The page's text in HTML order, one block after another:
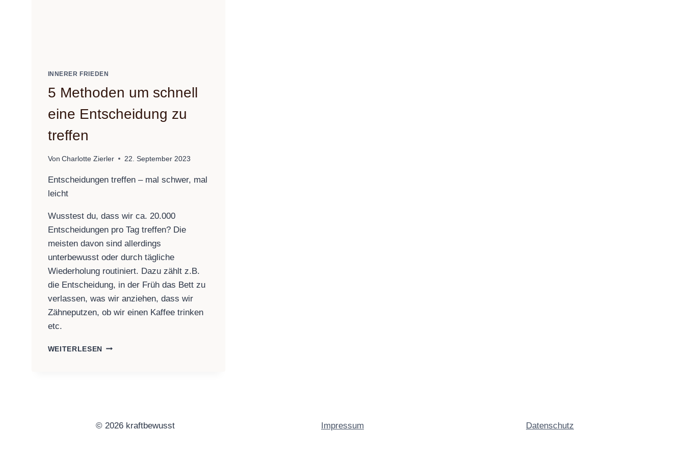
INNERER FRIEDEN
5 Methoden um schnell
eine Entscheidung zu
treffen
Von Charlotte Zierler 22. September 2023
Entscheidungen treffen – mal schwer, mal
leicht
Wusstest du, dass wir ca. 20.000
Entscheidungen pro Tag treffen? Die
meisten davon sind allerdings
unterbewusst oder durch tägliche
Wiederholung routiniert. Dazu zählt z.B.
die Entscheidung, in der Früh das Bett zu
verlassen, was wir anziehen, dass wir
Zähneputzen, ob wir einen Kaffee trinken
etc.
WEITERLESEN5
TREFFEN
© 2026 kraftbewusst Impressum Datenschutz